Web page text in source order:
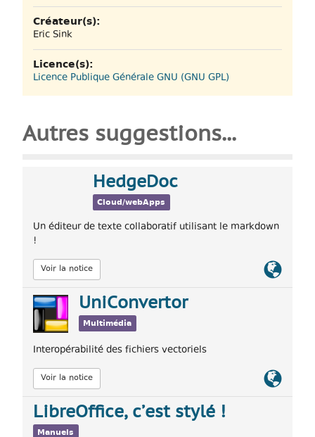
Créateur(s):
Eric Sink
Licence(s):
Licence Publique Générale GNU (GNU GPL)
Autres suggestions...
HedgeDoc
Cloud/webApps
Un éditeur de texte collaboratif utilisant le markdown
!
Voir la notice
Lien
UniConvertor
Multimédia
Interopérabilité des fichiers vectoriels
Voir la notice
Lien
LibreOffice, c’est stylé !
Manuels